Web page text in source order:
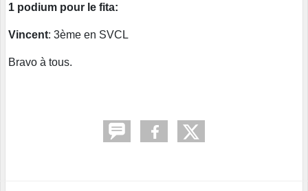
1 podium pour le fita:
Vincent: 3ème en SVCL
Bravo à tous.